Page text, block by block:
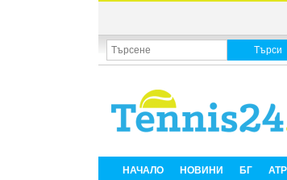
НАЧАЛО НОВИНИ БГ ATP